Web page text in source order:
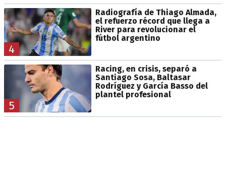
4
Radiografía de Thiago Almada,
el refuerzo récord que llega a
River para revolucionar el
fútbol argentino
5
Racing, en crisis, separó a
Santiago Sosa, Baltasar
Rodríguez y García Basso del
plantel profesional